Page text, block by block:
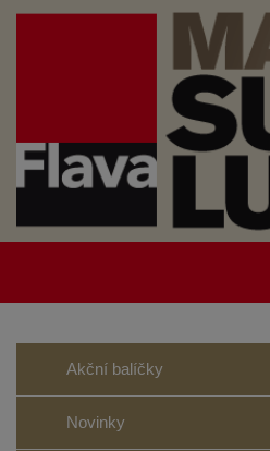
Akční balíčky
Novinky